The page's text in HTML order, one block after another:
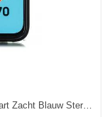
Samsung Galaxy A70s Hoesje Leren Etui Kaart Zacht Blauw Ster Winkel